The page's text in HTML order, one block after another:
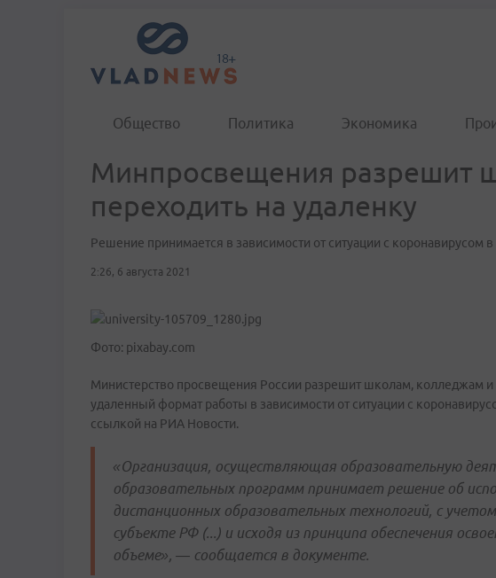
Общество Политика Экономика
Минпросвещения разрешит
переходить на удаленку
Решение принимается в зависимости от ситуации с коронавирусом в
2:26, 6 августа 2021
Фото: pixabay.com
Министерство просвещения России разрешит школам, колледжам и
удаленный формат работы в зависимости от ситуации с
ссылкой на РИА Новости.
«Организация, осуществляющая образовательную
образовательных программ принимает решение об
дистанционных образовательных технологий, с
субъекте РФ (...) и исходя из принципа обеспечения
объеме», — сообщается в документе.